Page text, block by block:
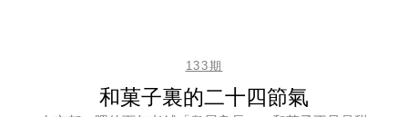
133期
和菓子裏的二十四節氣